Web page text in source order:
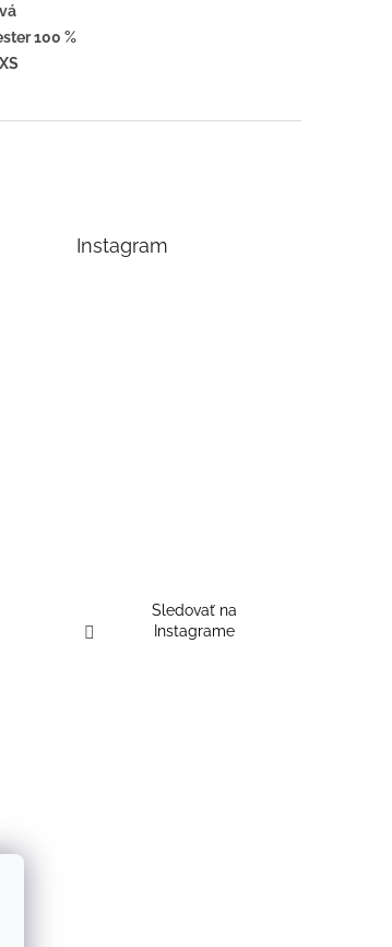
100 %
Instagram
Sledovať na
Instagrame